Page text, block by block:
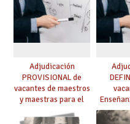
Adjudicación
PROVISIONAL de
vacantes de maestros
y maestras para el
curso 26-27
para el